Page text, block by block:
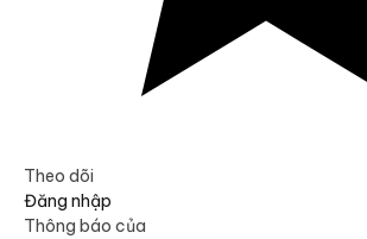
Theo dõi
Đăng nhập
Thông báo của